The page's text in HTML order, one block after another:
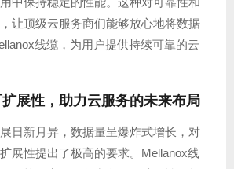
让顶级云服务商们能够放心地将数据
线缆，为用户提供持续可靠的云
扩展性 ，助力云服务的未来布局
日新月异，数据量呈爆炸式增长，对
展性提出了极高的要求。Mellanox线